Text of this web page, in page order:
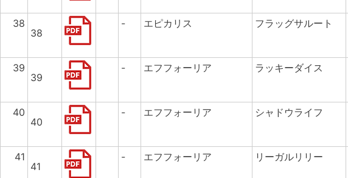
38
38
- エピカリス フラッグサルート
39
39
- エフフォーリア ラッキーダイス
40
40
- エフフォーリア シャドウライフ
41
41
- エフフォーリア リーガルリリー